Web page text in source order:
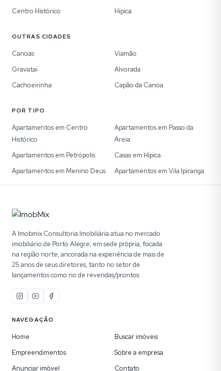
Centro Histórico
Hípica
OUTRAS CIDADES
Canoas
Viamão
Gravataí
Alvorada
Cachoeirinha
Capão da Canoa
POR TIPO
Apartamentos em Centro
Histórico
Apartamentos em Passo da
Areia
Apartamentos em Petrópolis
Casas em Hípica
Apartamentos em Menino Deus
Apartamentos em Vila Ipiranga
A Imobmix Consultoria Imobiliária atua no mercado
imobiliário de Porto Alegre, em sede própria, focada
na região norte, ancorada na experiência de mais de
25 anos de seus diretores, tanto no setor de
lançamentos como no de revendas/prontos.
NAVEGAÇÃO
Home
Buscar imóveis
Empreendimentos
Sobre a empresa
Anunciar imóvel
Contato